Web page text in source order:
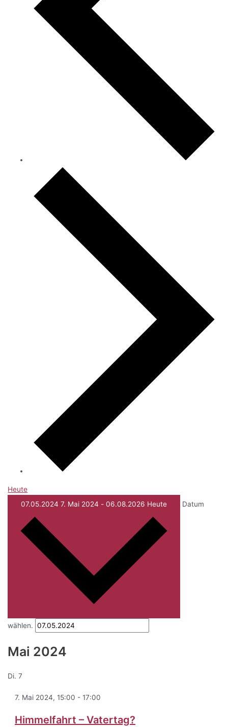
Heute
07.05.20247. Mai 2024 -06.08.2026 Heute Datum
wählen.
Mai 2024
Di.7
7. Mai 2024, 15:00 -17:00
Himmelfahrt – Vatertag?